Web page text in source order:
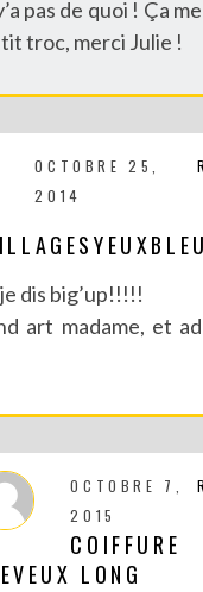
LA RENTRÉE : UNE TROUSSE SANS
pas de quoi ! Ça
troc, merci Julie !
OCTOBRE 25,
2014
dis big’up!!!!!
art madame, et
OCTOBRE 7,
2015
COIFFURE
LONG